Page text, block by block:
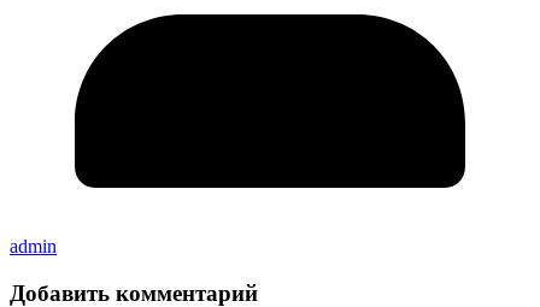
admin
Добавить комментарий